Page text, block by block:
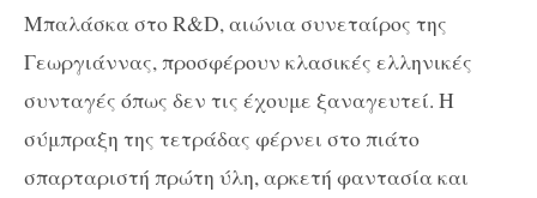
Μπαλάσκα στοR&D, αιώνια συνεταίρος της
Γεωργιάννας, προσφέρουν κλασικές ελληνικές
συνταγές όπως δεν τις έχουμε ξαναγευτεί. H
σύμπραξη της τετράδας φέρνει στο πιάτο
σπαρταριστή πρώτη ύλη, αρκετή φαντασία και